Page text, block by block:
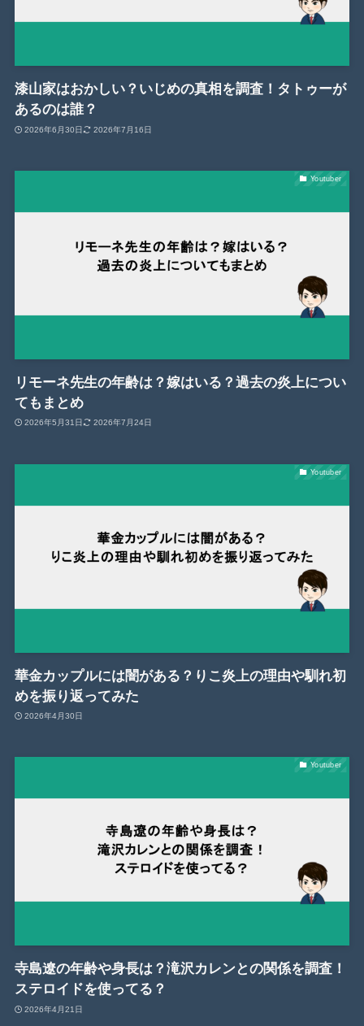
漆山家はおかしい？いじめの真相を調査！タトゥーが
あるのは誰？
2026年6月30日 2026年7月16日
Youtuber
リモーネ先生の年齢は？嫁はいる？過去の炎上につい
てもまとめ
2026年5月31日 2026年7月24日
Youtuber
華金カップルには闇がある？りこ炎上の理由や馴れ初
めを振り返ってみた
2026年4月30日
Youtuber
寺島遼の年齢や身長は？滝沢カレンとの関係を調査！
ステロイドを使ってる？
2026年4月21日